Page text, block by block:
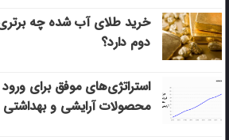
خرید طلای آب شده چه
دوم دارد؟
استراتژی‌های موفق برای ورود
محصولات آرایشی و بهداشتی